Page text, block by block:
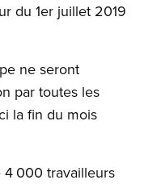
du 1er juillet 2019
ne seront
par toutes les
la fin du mois
4 000 travailleurs